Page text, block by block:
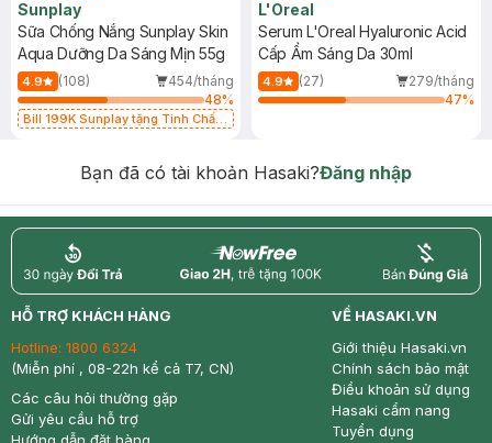
Sunplay
Sữa Chống Nắng Sunplay Skin
Aqua Dưỡng Da Sáng Mịn 55g
4.9 (108)
454/tháng
48%
Bill 199K Sunplay tặng Tinh Chất
L'Oreal
Serum L'Oreal Hyaluronic Acid
Cấp Ẩm Sáng Da 30ml
4.9 (27)
279/tháng
47%
Bạn đã có tài khoản Hasaki?Đăng nhập
return nowfree price
HỖ TRỢ KHÁCH HÀNG
Hotline: 1800 6324
(Miễn phí , 08-22h kể cả T7, CN)
Các câu hỏi thường gặp
Gửi yêu cầu hỗ trợ
VỀ HASAKI.VN
Giới thiệu Hasaki.vn
Chính sách bảo mật
Điều khoản sử dụng
Hasaki cẩm nang
Tuyển dụng